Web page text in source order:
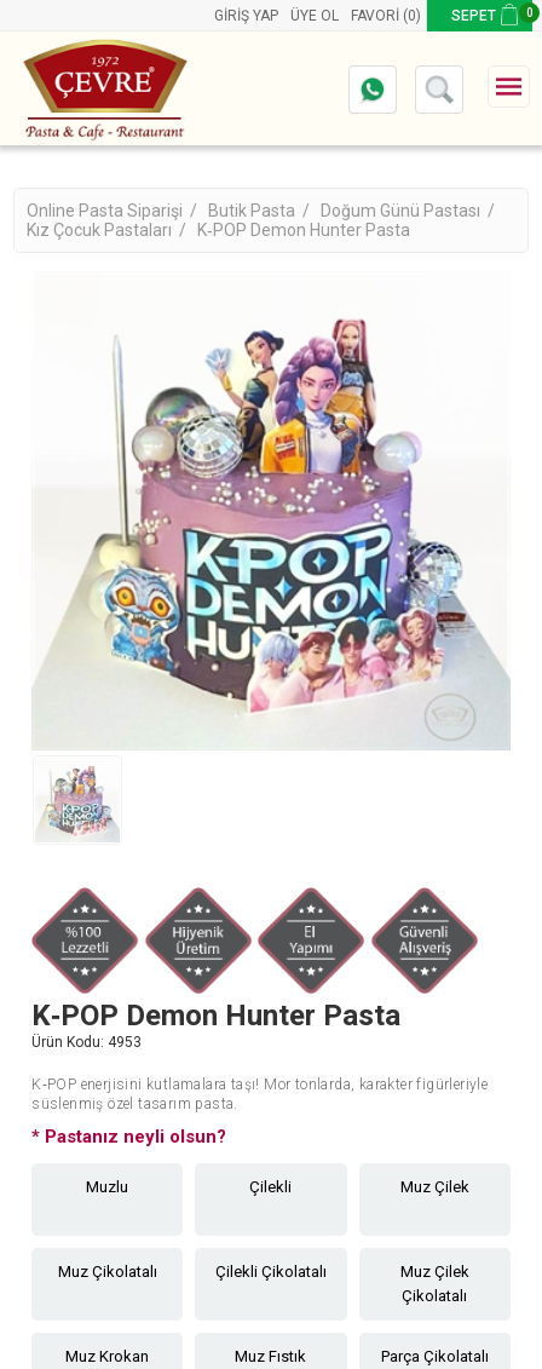
GIRIŞ YAP ÜYE OL FAVORI (0) SEPET 0
Online Pasta Siparişi / Butik Pasta /
Doğum Günü Pastası /
Kız Çocuk Pastaları /
K‑POP Demon Hunter Pasta
K‑POP Demon Hunter Pasta
Ürün Kodu: 4953
K‑POP enerjisini kutlamalara taşı! Mor tonlarda, karakter figürleriyle
süslenmiş özel tasarım pasta.
* Pastanız neyli olsun?
Muzlu Çilekli Muz Çilek
Muz Çikolatalı Çilekli Çikolatalı
Muz Çilek
Çikolatalı
Muz Krokan
Muz Fıstık
Parça Çikolatalı